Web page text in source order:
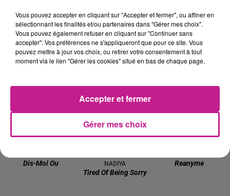
MUSE KYGO
A L'imparfait
Dis-Moi Ou
NADIYA
Tired Of Being Sorry
Reanyme
Vous pouvez accepter en cliquant sur "Accepter et fermer", ou affiner en
sélectionnant les finalités et/ou partenaires dans "Gérer mes choix".
Vous pouvez également refuser en cliquant sur "Continuer sans
accepter". Vos préférences ne s'appliqueront que pour ce site. Vous
pouvez mettre à jour vos choix, ou retirer votre consentement à tout
moment via le lien "Gérer les cookies" situé en bas de chaque page.
Gérer mes choix
Accepter et fermer